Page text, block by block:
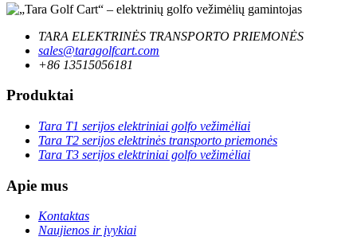
TARA ELEKTRINĖS TRANSPORTO PRIEMONĖS
sales@taragolfcart.com
+86 13515056181
Produktai
Tara T1 serijos elektriniai golfo vežimėliai
Tara T2 serijos elektrinės transporto priemonės
Tara T3 serijos elektriniai golfo vežimėliai
Apie mus
Kontaktas
Naujienos ir įvykiai